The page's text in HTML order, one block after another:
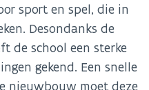
sport en spel, die in
Desondanks de
de school een sterke
gekend. Een snelle
nieuwbouw moet deze